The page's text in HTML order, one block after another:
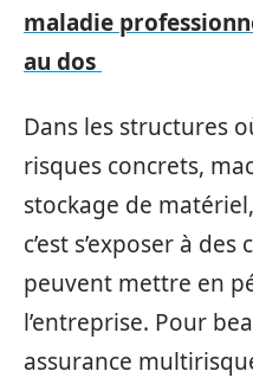
maladie
au dos
Dans les structures
risques concrets,
stockage de
c’est s’exposer à
peuvent mettre en
l’entreprise. Pour
assurance